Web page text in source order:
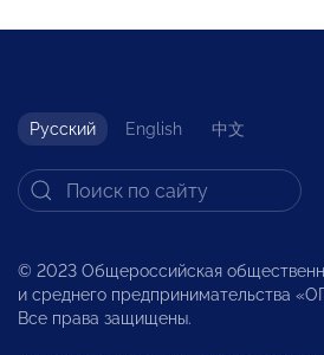
Русский English 中文
© 2023 Общероссийская
и среднего предпринимательства
Все права защищены.